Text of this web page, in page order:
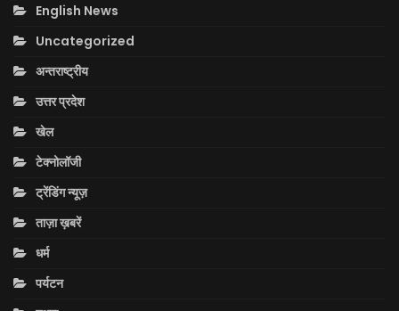
English News
Uncategorized
अन्तराष्ट्रीय
उत्तर प्रदेश
खेल
टेक्नोलॉजी
ट्रेंडिंग न्यूज़
ताज़ा ख़बरें
धर्म
पर्यटन